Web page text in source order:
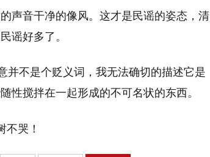
声音干净的像风。这才是民谣的姿态，清
谣好多了。
并不是个贬义词，我无法确切的描述它是
性搅拌在一起形成的不可名状的东西。